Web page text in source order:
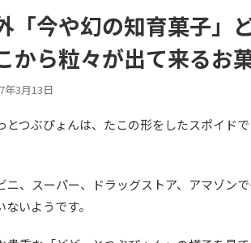
「今や幻の知育菓子」
から粒々が出て来るお
年3月13日
とつぶぴょんは、たこの形をしたスポイド
ニ、スーパー、ドラッグストア、アマゾン
ないようです。